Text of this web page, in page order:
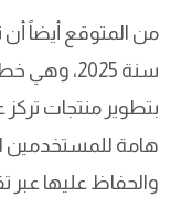
من المتوقع أيضاً
سنة 2025،
بتطوير منتجات
هامة للمستخدمين
والحفاظ عليها عبر